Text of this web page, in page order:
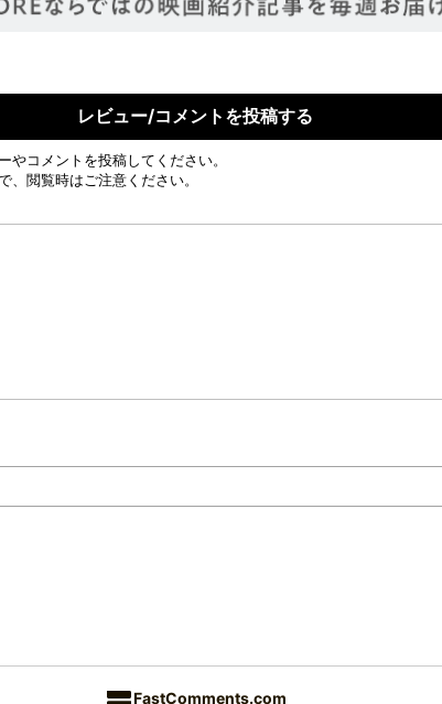
レビュー/コメントを投稿する
コメントを投稿してください。
閲覧時はご注意ください。
FastComments.com